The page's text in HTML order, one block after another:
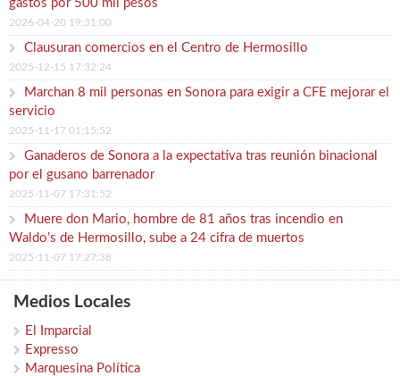
gastos por 500 mil pesos
2026-04-20 19:31:00
Clausuran comercios en el Centro de Hermosillo
2025-12-15 17:32:24
Marchan 8 mil personas en Sonora para exigir a CFE mejorar el
servicio
2025-11-17 01:15:52
Ganaderos de Sonora a la expectativa tras reunión binacional
por el gusano barrenador
2025-11-07 17:31:52
Muere don Mario, hombre de 81 años tras incendio en
Waldo’s de Hermosillo, sube a 24 cifra de muertos
2025-11-07 17:27:38
Medios Locales
El Imparcial
Expresso
Marquesina Política